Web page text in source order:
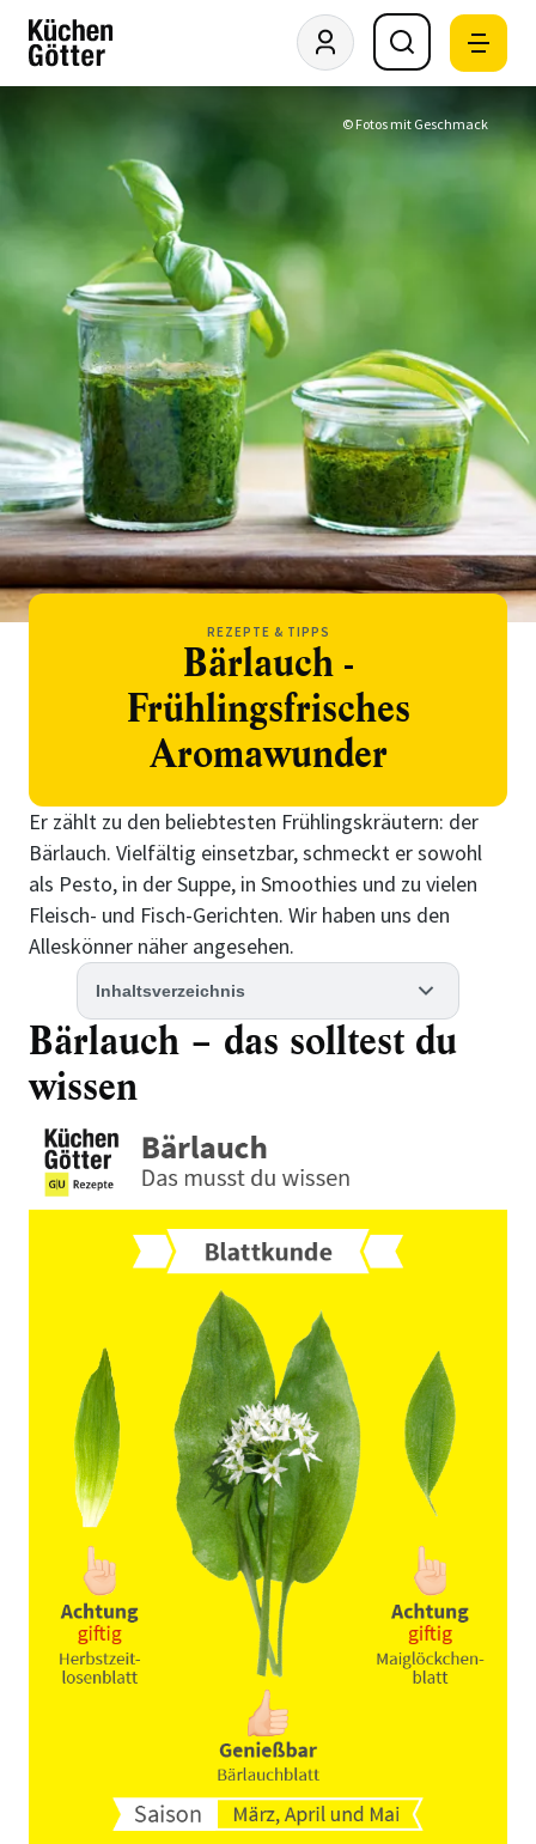
© Fotos mit Geschmack
REZEPTE & TIPPS
Bärlauch -
Frühlingsfrisches
Aromawunder
Er zählt zu den beliebtesten Frühlingskräutern: der
Bärlauch. Vielfältig einsetzbar, schmeckt er sowohl
als Pesto, in der Suppe, in Smoothies und zu vielen
Fleisch- und Fisch-Gerichten. Wir haben uns den
Alleskönner näher angesehen.
Inhaltsverzeichnis
Bärlauch – das solltest du
wissen